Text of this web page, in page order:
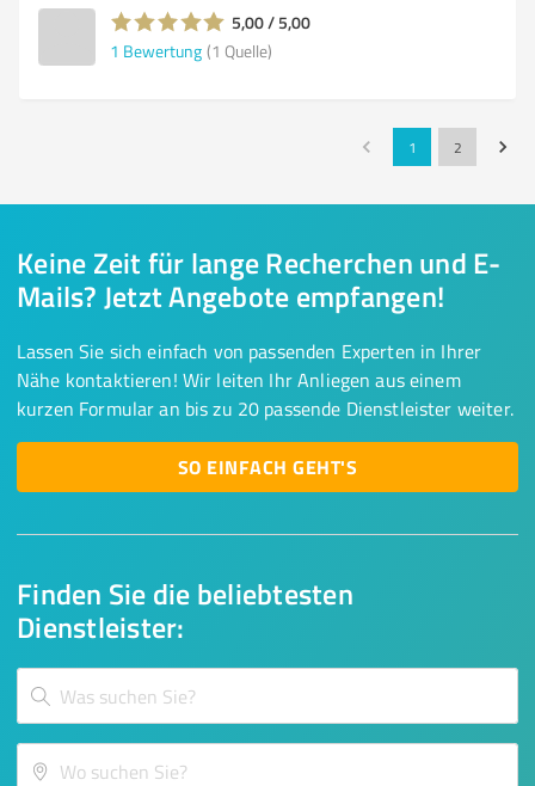
5,00 / 5,00
1 Bewertung (1 Quelle)
1 2
Finden Sie die beliebtesten
Dienstleister:
Keine Zeit für lange Recherchen und E-
Mails? Jetzt Angebote empfangen!
Lassen Sie sich einfach von passenden Experten in Ihrer
Nähe kontaktieren! Wir leiten Ihr Anliegen aus einem
kurzen Formular an bis zu 20 passende Dienstleister weiter.
SO EINFACH GEHT'S